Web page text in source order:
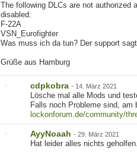
The following DLCs are not authorized
disabled:
F-22A
VSN_Eurofighter
Was muss ich da tun? Der support
Grüße aus Hamburg
cdpkobra - 14. März 2021
Lösche mal alle Mods und
Falls noch Probleme sind, am
lockonforum.de/community/
AyyNoaah - 29. März 2021
Hat leider alles nichts